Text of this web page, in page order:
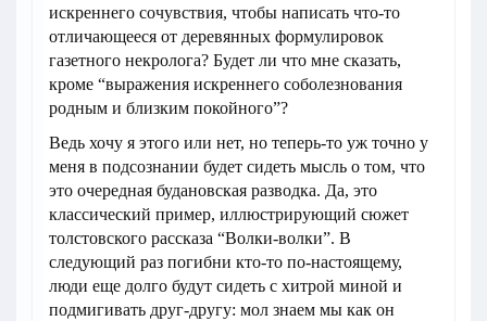
искреннего сочувствия, чтобы написать что-то
отличающееся от деревянных формулировок
газетного некролога? Будет ли что мне сказать,
кроме “выражения искреннего соболезнования
родным и близким покойного”?
Ведь хочу я этого или нет, но теперь-то уж точно у
меня в подсознании будет сидеть мысль о том, что
это очередная будановская разводка. Да, это
классический пример, иллюстрирующий сюжет
толстовского рассказа “Волки-волки”. В
следующий раз погибни кто-то по-настоящему,
люди еще долго будут сидеть с хитрой миной и
подмигивать друг-другу: мол знаем мы как он